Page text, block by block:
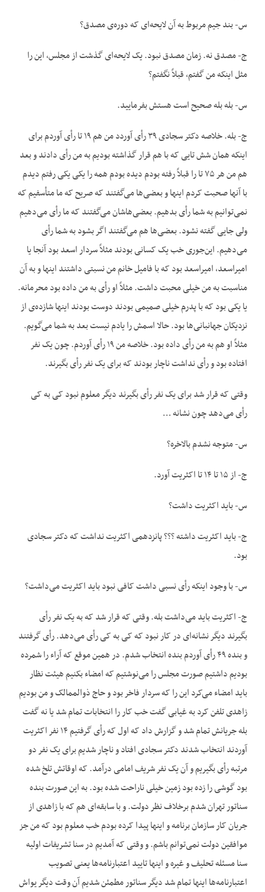
س- بند جیم مربوط به آن لایحه‌ای که دوره‌ی مصدق؟
ج- مصدق نه. زمان مصدق نبود. یک لایحه‌ای گذشت از مجلس، این را
مثل اینکه من گفتم، قبلاً نگفتم؟
س- بله بله صحیح است هستش بفرمایید.
ج- بله. خلاصه دکتر سجادی ۳۹ رأی آوردد من هم ۱۹ تا رأی آوردم برای
اینکه همان شش تایی که با هم قرار گذاشته بودیم به من رأی دادند و بعد
هم من هر ۷۵ تا را قبلاً رفته بودم دیده بودم همه را یکی یکی رفتم دیدم
با آنها صحبت کردم اینها و بعضی‌ها می‌گفتند که صریح که ما متأسفیم که
نمی‌توانیم به شما رأی بدهیم. بعضی‌هاشان می‌گفتند که ما رأی می‌دهیم
ولی جایی گفته نشود. بعضی‌ها هم می‌گفتند اگر بشود به شما رأی
می‌دهیم. این‌جوری خب یک کسانی بودند مثلاً سردار اسعد بود آنجا یا
امیراسعد، امیراسعد بود که با فامیل خانم من نسبتی داشتند اینها و به آن
مناسبت به من خیلی محبت داشت. مثلاً او رأی به من داده بود محرمانه.
یا یکی بود که با پدرم خیلی صمیمی بودند دوست بودند اینها شازده‌ی از
نزدیکان جهانبانی‌ها بود. حالا اسمش را یادم نیست بعد به شما می‌گویم.
مثلاً او هم به من رأی داده بود. خلاصه من ۱۹ رأی آوردم. چون یک نفر
افتاده بود و رأی نداشت ناچار بودند که برای یک نفر رأی بگیرند.
وقتی که قرار شد برای یک نفر رأی بگیرند دیگر معلوم نبود کی به کی
رأی می‌دهد چون نشانه …
س- متوجه نشدم بالاخره؟
ج- از ۱۵ تا ۱۴ تا اکثریت آورد.
س- باید اکثریت داشت؟
ج- باید اکثریت داشته ؟؟؟ پانزدهمی اکثریت نداشت که دکتر سجادی
بود.
س- با وجود اینکه رأی نسبی داشت کافی نبود باید اکثریت می‌داشت؟
ج- اکثریت باید می‌داشت بله. وقتی که قرار شد که به یک نفر رأی
بگیرند دیگر نشانه‌ای در کار نبود که کی به کی رأی می‌دهد. رأی گرفتند
و بنده ۴۹ رأی آوردم بنده انتخاب شدم. در همین موقع که آراء را شمرده
بودیم داشتیم صورت مجلس را می‌نوشتیم که امضاء بکنیم هیئت نظار
باید امضاء می‌کرد این را که سردار فاخر بود و حاج ذوالممالک و من بودیم
زاهدی تلفن کرد به غیابی گفت خب کار را انتخابات تمام شد یا نه گفت
بله جریانش تمام شد و گزارش داد که اول که رأی گرفتیم ۱۴ نفر اکثریت
آوردند انتخاب شدند دکتر سجادی افتاد و ناچار شدیم برای یک نفر دو
مرتبه رأی بگیریم و آن یک نفر شریف امامی درآمد. که اوقاتش تلخ شده
بود گوشی را زده بود زمین خیلی ناراحت شده بود. به این صورت بنده
سناتور تهران شدم برخلاف نظر دولت. و با سابقه‌ای هم که با زاهدی از
جریان کار سازمان برنامه و اینها پیدا کرده بودم خب معلوم بود که من جز
موافقین دولت نمی‌توانم باشم. و وقتی که آمدیم در سنا تشریفات اولیه
سنا مسئله تحلیف و غیره و اینها تایید اعتبارنامه‌ها یعنی تصویب
اعتبارنامه‌ها اینها تمام شد دیگر سناتور مطمئن شدیم آن وقت دیگر یواش